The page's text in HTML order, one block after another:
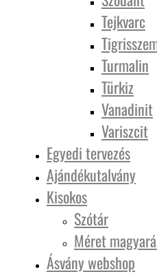
Tejkvarc
Turmalin
Türkiz
Vanadinit
Variszcit
Egyedi tervezés
Ajándékutalvány
Kisokos
Szótár
Méret
Ásvány webshop